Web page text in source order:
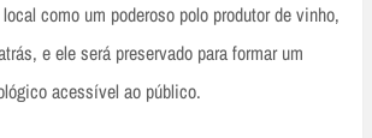
como um poderoso polo produtor de vinho,
e ele será preservado para formar um
acessível ao público.